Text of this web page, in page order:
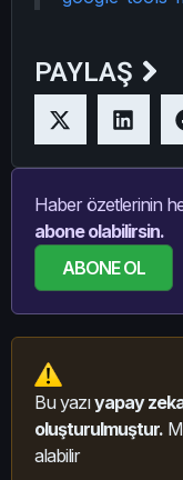
PAYLAŞ
Haber özetlerinin
abone olabilirsin.
ABONE OL
Bu yazıyapay
oluşturulmuştur.
alabilir